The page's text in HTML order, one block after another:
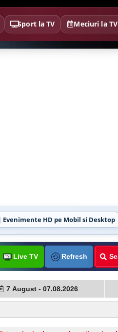
Sport la TV Meciuri la TV
HD pe Mobil si Desktop